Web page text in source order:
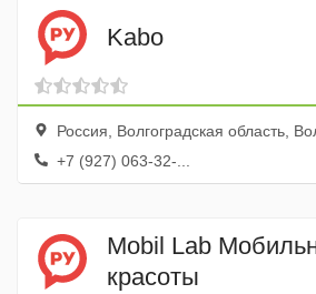
Kabo
Россия, Волгоградская область, Волжский,
+7 (927) 063-32-...
Mobil Lab
красоты